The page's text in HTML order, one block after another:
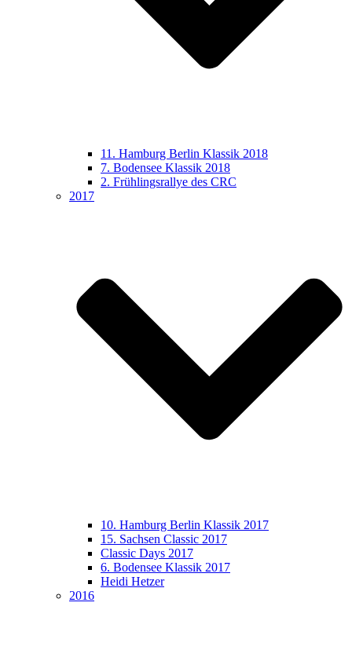
11. Hamburg Berlin Klassik 2018
7. Bodensee Klassik 2018
2. Frühlingsrallye des CRC
2017
10. Hamburg Berlin Klassik 2017
15. Sachsen Classic 2017
Classic Days 2017
6. Bodensee Klassik 2017
Heidi Hetzer
2016